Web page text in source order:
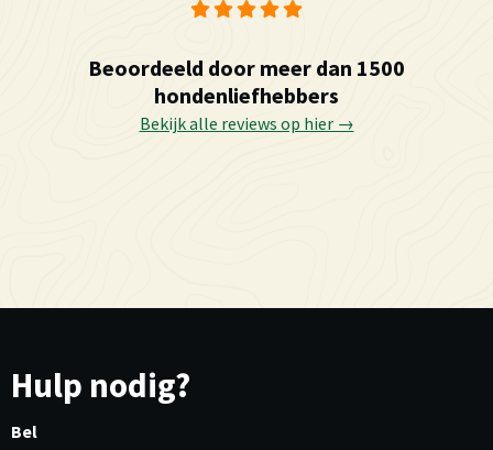
Beoordeeld door meer dan 1500
hondenliefhebbers
Bekijk alle reviews op hier →
Hulp nodig?
Bel